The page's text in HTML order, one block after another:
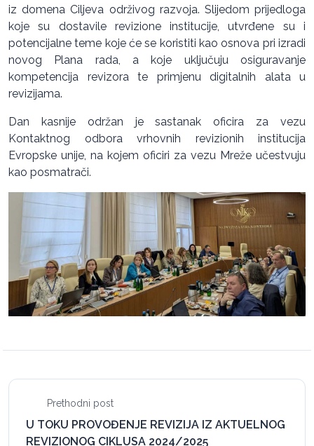
iz domena Ciljeva održivog razvoja. Slijedom prijedloga
koje su dostavile revizione institucije, utvrđene su i
potencijalne teme koje će se koristiti kao osnova pri izradi
novog Plana rada, a koje uključuju osiguravanje
kompetencija revizora te primjenu digitalnih alata u
revizijama.
Dan kasnije održan je sastanak oficira za vezu
Kontaktnog odbora vrhovnih revizionih institucija
Evropske unije, na kojem oficiri za vezu Mreže učestvuju
kao posmatrači.
Prethodni post
U TOKU PROVOĐENJE REVIZIJA IZ AKTUELNOG
REVIZIONOG CIKLUSA 2024/2025